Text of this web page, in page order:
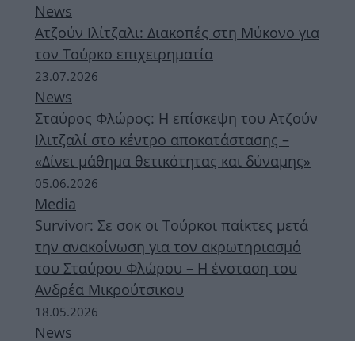
News
Ατζούν Ιλίτζαλι: Διακοπές στη Μύκονο για
τον Τούρκο επιχειρηματία
23.07.2026
News
Σταύρος Φλώρος: Η επίσκεψη του Ατζούν
Ιλιτζαλί στο κέντρο αποκατάστασης –
«Δίνει μάθημα θετικότητας και δύναμης»
05.06.2026
Media
Survivor: Σε σοκ οι Τούρκοι παίκτες μετά
την ανακοίνωση για τον ακρωτηριασμό
του Σταύρου Φλώρου – Η ένσταση του
Ανδρέα Μικρούτσικου
18.05.2026
News